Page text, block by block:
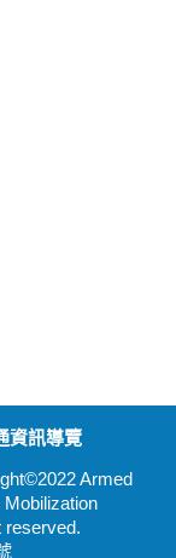
資訊導覽
Armed
reserved.